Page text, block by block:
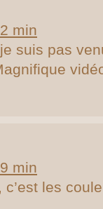
min
suis pas
min
c’est les